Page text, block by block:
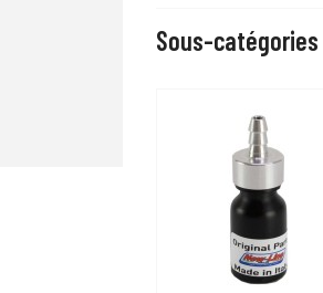
Sous-catégories